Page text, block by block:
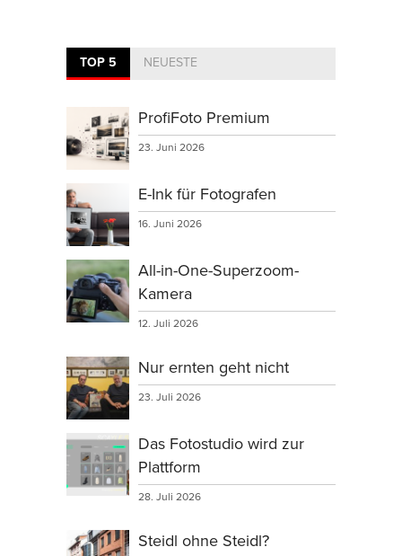
TOP 5 NEUESTE
ProfiFoto Premium
23. Juni 2026
E-Ink für Fotografen
16. Juni 2026
All-in-One-Superzoom-
Kamera
12. Juli 2026
Nur ernten geht nicht
23. Juli 2026
Das Fotostudio wird zur
Plattform
28. Juli 2026
Steidl ohne Steidl?